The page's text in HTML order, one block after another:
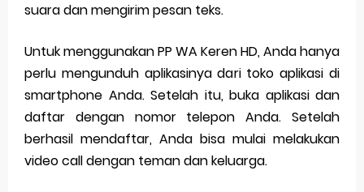
suara dan mengirim pesan teks.
Untuk menggunakan PP WA Keren HD, Anda hanya
perlu mengunduh aplikasinya dari toko aplikasi di
smartphone Anda. Setelah itu, buka aplikasi dan
daftar dengan nomor telepon Anda. Setelah
berhasil mendaftar, Anda bisa mulai melakukan
video call dengan teman dan keluarga.